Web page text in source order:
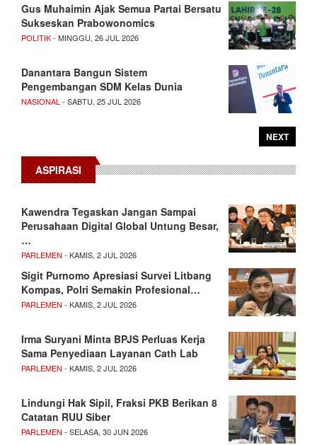
Gus Muhaimin Ajak Semua Partai Bersatu
Sukseskan Prabowonomics
POLITIK- MINGGU, 26 JUL 2026
Danantara Bangun Sistem
Pengembangan SDM Kelas Dunia
NASIONAL - SABTU, 25 JUL 2026
NEXT
ASPIRASI
Kawendra Tegaskan Jangan Sampai
Perusahaan Digital Global Untung Besar,
…
PARLEMEN - KAMIS, 2 JUL 2026
Sigit Purnomo Apresiasi Survei Litbang
Kompas, Polri Semakin Profesional…
PARLEMEN - KAMIS, 2 JUL 2026
Irma Suryani Minta BPJS Perluas Kerja
Sama Penyediaan Layanan Cath Lab
PARLEMEN - KAMIS, 2 JUL 2026
Lindungi Hak Sipil, Fraksi PKB Berikan 8
Catatan RUU Siber
PARLEMEN - SELASA, 30 JUN 2026